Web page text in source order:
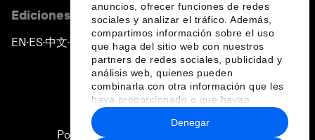
anuncios, ofrecer funciones de redes
sociales y analizar el tráfico. Además,
compartimos información sobre el uso
que haga del sitio web con nuestros
partners de redes sociales, publicidad y
análisis web, quienes pueden
combinarla con otra información que les
haya proporcionado o que hayan
recopilado a partir del uso que haya
hecho de sus servicios.
Denegar
Ediciones en otros idiomas
EN ▪ES▪中文▪ 日本語
Política de privacidad y normas de uso